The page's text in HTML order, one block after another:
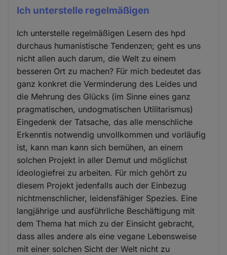
Ich unterstelle regelmäßigen
Ich unterstelle regelmäßigen Lesern des hpd
durchaus humanistische Tendenzen; geht es uns
nicht allen auch darum, die Welt zu einem
besseren Ort zu machen? Für mich bedeutet das
ganz konkret die Verminderung des Leides und
die Mehrung des Glücks (im Sinne eines ganz
pragmatischen, undogmatischen Utilitarismus)
Eingedenk der Tatsache, das alle menschliche
Erkenntis notwendig unvollkommen und vorläufig
ist, kann man kann sich bemühen, an einem
solchen Projekt in aller Demut und möglichst
ideologiefrei zu arbeiten. Für mich gehört zu
diesem Projekt jedenfalls auch der Einbezug
nichtmenschlicher, leidensfähiger Spezies. Eine
langjährige und ausführliche Beschäftigung mit
dem Thema hat mich zu der Einsicht gebracht,
dass alles andere als eine vegane Lebensweise
mit einer solchen Sicht der Welt nicht zu